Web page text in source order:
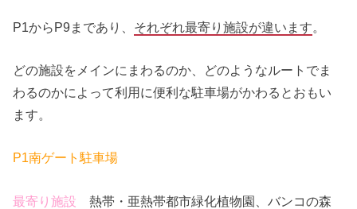
P1からP9まであり、 それぞれ最寄り施設が違います。
どの施設をメインにまわるのか、どのようなルートでま
わるのかによって利用に便利な駐車場がかわるとおもい
ます。
P1南ゲート駐車場
最寄り施設熱帯・亜熱帯都市緑化植物園、バンコの森